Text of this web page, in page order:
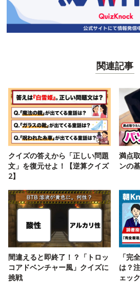
関連記事
クイズの答えから「正しい問題
文」を復元せよ！【逆算クイズ
2】
満点
ンの
間違えると即終了！？「トロッ
コアドベンチャー風」クイズに
挑戦
「完
は？
ェッ